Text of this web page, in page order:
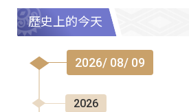
歷史上的今天
2026/ 08/ 09
2026